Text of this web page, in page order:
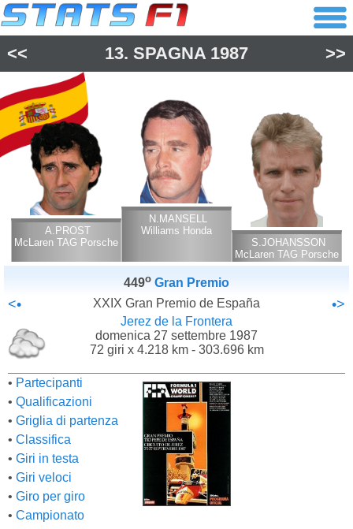
<< 13. SPAGNA 1987 >>
A.PROST
McLaren TAG Porsche
N.MANSELL
Williams Honda
S.JOHANSSON
McLaren TAG Porsche
449o Gran Premio
<• XXIX Gran Premio de España •>
Jerez de la Frontera
domenica 27 settembre 1987
72 giri x 4.218 km - 303.696 km
• Partecipanti
• Qualificazioni
• Griglia di partenza
• Classifica
• Giri in testa
• Giri veloci
• Giro per giro
• Campionato